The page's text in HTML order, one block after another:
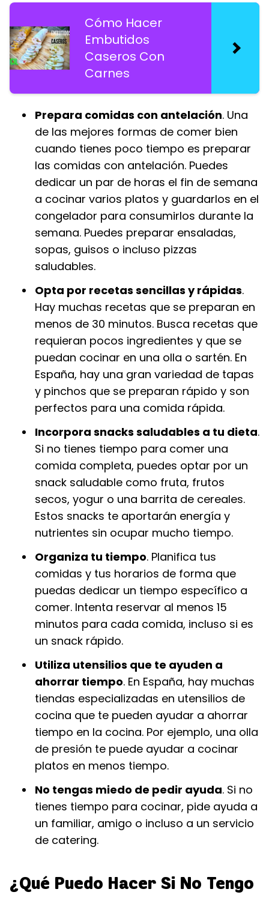
Cómo Hacer
Embutidos
Caseros Con
Carnes
Prepara comidas con antelación. Una
de las mejores formas de comer bien
cuando tienes poco tiempo es preparar
las comidas con antelación. Puedes
dedicar un par de horas el fin de semana
a cocinar varios platos y guardarlos en el
congelador para consumirlos durante la
semana. Puedes preparar ensaladas,
sopas, guisos o incluso pizzas
saludables.
Opta por recetas sencillas y rápidas.
Hay muchas recetas que se preparan en
menos de 30 minutos. Busca recetas que
requieran pocos ingredientes y que se
puedan cocinar en una olla o sartén. En
España, hay una gran variedad de tapas
y pinchos que se preparan rápido y son
perfectos para una comida rápida.
Incorpora snacks saludables a tu dieta.
Si no tienes tiempo para comer una
comida completa, puedes optar por un
snack saludable como fruta, frutos
secos, yogur o una barrita de cereales.
Estos snacks te aportarán energía y
nutrientes sin ocupar mucho tiempo.
Organiza tu tiempo. Planifica tus
comidas y tus horarios de forma que
puedas dedicar un tiempo específico a
comer. Intenta reservar al menos 15
minutos para cada comida, incluso si es
un snack rápido.
Utiliza utensilios que te ayuden a
ahorrar tiempo. En España, hay muchas
tiendas especializadas en utensilios de
cocina que te pueden ayudar a ahorrar
tiempo en la cocina. Por ejemplo, una olla
de presión te puede ayudar a cocinar
platos en menos tiempo.
No tengas miedo de pedir ayuda. Si no
tienes tiempo para cocinar, pide ayuda a
un familiar, amigo o incluso a un servicio
de catering.
¿Qué Puedo Hacer Si No Tengo